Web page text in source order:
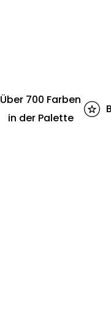
Über 700 Farben
in der Palette